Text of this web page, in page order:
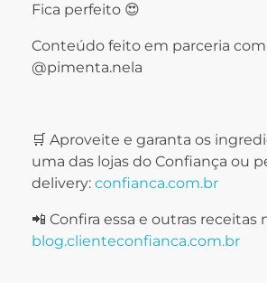
Fica perfeito 😍
Conteúdo feito em parceria com
@pimenta.nela
🛒 Aproveite e garanta os
uma das lojas do Confiança ou
delivery: confianca.com.br
📲 Confira essa e outras receitas
blog.clienteconfianca.com.br